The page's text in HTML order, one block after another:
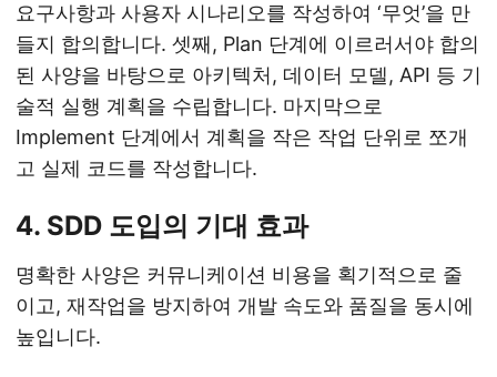
요구사항과 사용자 시나리오를 작성하여 ‘무엇’을 만
들지 합의합니다. 셋째, Plan 단계에 이르러서야 합의
된 사양을 바탕으로 아키텍처, 데이터 모델, API 등 기
술적 실행 계획을 수립합니다. 마지막으로
Implement 단계에서 계획을 작은 작업 단위로 쪼개
고 실제 코드를 작성합니다.
4. SDD 도입의 기대 효과
명확한 사양은 커뮤니케이션 비용을 획기적으로 줄
이고, 재작업을 방지하여 개발 속도와 품질을 동시에
높입니다.